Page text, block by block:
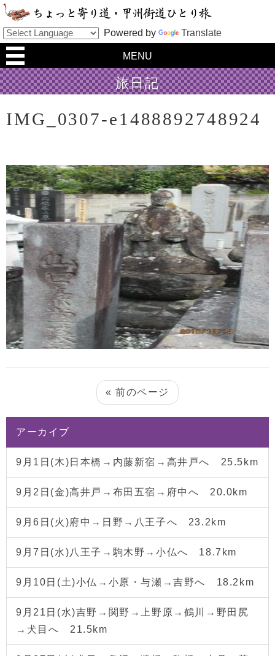
Powered by Translate
MENU
旅日記
IMG_0307-e1488892748924
« 前のページ
アーカイブ
9月1日(木)日本橋→内藤新宿→高井戸へ 25.5km
9月2日(金)高井戸→布田五宿→府中へ 20.0km
9月6日(火)府中→日野→八王子へ 23.2km
9月7日(水)八王子→駒木野→小仏へ 18.7km
9月10日(土)小仏→小原・与瀬→吉野へ 18.2km
9月21日(水)吉野→関野→上野原→鶴川→野田尻
→犬目へ 21.5km